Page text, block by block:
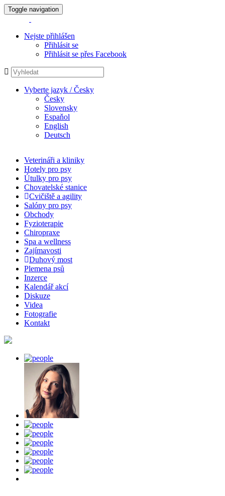
Toggle navigation
Nejste přihlášen
Přihlásit se
Přihlásit se přes Facebook
Vyberte jazyk / Česky
Česky
Slovensky
Espaňol
English
Deutsch
Veterináři a kliniky
Hotely pro psy
Útulky pro psy
Chovatelské stanice
Cvičiště a agility
Salóny pro psy
Obchody
Fyzioterapie
Chiropraxe
Spa a wellness
Zajímavosti
Duhový most
Plemena psů
Inzerce
Kalendář akcí
Diskuze
Videa
Fotografie
Kontakt